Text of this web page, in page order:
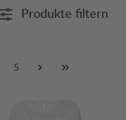
Produkte filtern
5